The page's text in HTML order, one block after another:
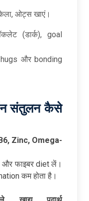
ओट्स खाएं।
(डार्क), goal
और bonding
संतुलनकैसे
Zinc, Omega-
और फाइबर diet लें।
कम होता है।